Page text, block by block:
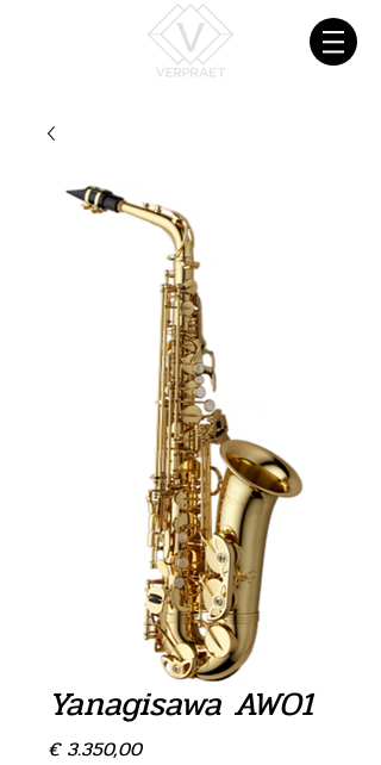
Yanagisawa AWO1
€ 3.350,00Prijs